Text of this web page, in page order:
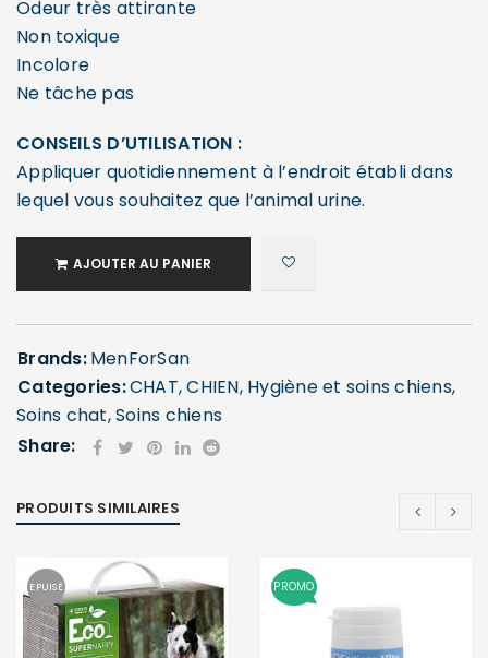
CONNECTER
ou e-mail
Odeur très attirante
Non toxique
Incolore
Ne tâche pas
CONSEILS D’UTILISATION :
Appliquer quotidiennement à l’endroit établi dans
lequel vous souhaitez que l’animal urine.
AJOUTER AU PANIER
Brands:MenForSan
Categories:CHAT,CHIEN, Hygiène et soins chiens,
Soins chat,Soins chiens
Share:
PRODUITS SIMILAIRES
EPUISÉ PROMO